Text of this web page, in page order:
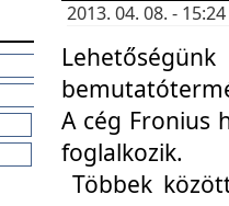
2013. 04. 08. -
A cég Fronius
foglalkozik.
Többek